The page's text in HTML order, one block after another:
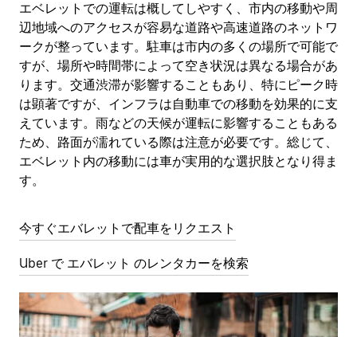
エベレットでの運転は概してしやすく、市内の移動や周
辺地域へのアクセスが容易な道路や高速道路のネットワ
ークが整っています。駐車は市内の多くの場所で可能で
すが、場所や時間帯によって空き状況は異なる場合があ
ります。交通渋滞が影響することもあり、特にピーク時
は顕著ですが、インフラは自動車での移動を効果的に支
えています。雨などの天候が運転に影響することもある
ため、路面が濡れている際は注意が必要です。総じて、
エベレット内の移動には車が実用的な選択肢となり得ま
す。
今すぐエバレットで配車をリクエスト
Uber で エバレット のレンタカーを検索